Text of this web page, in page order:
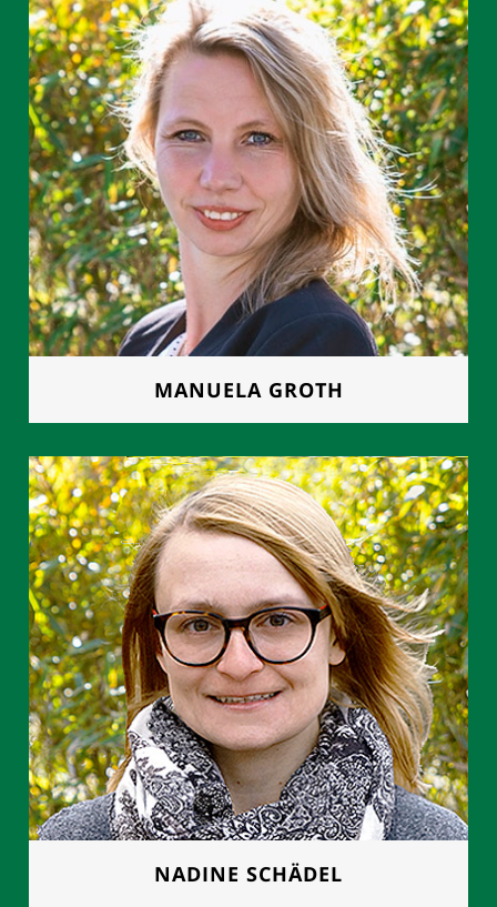
MANUELA GROTH
FRAU MANUELA GROTH
Geschäftsleitung
0177 - 8892614
NADINE SCHÄDEL